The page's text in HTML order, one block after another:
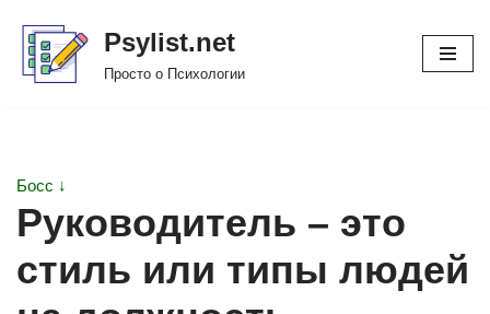
Перейти
Psylist.net
Просто о Психологии
Босс ↓
Руководитель – это
стиль или типы людей